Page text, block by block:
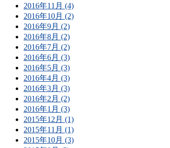
2016年11月 (4)
2016年10月 (2)
2016年9月 (2)
2016年8月 (2)
2016年7月 (2)
2016年6月 (3)
2016年5月 (3)
2016年4月 (3)
2016年3月 (3)
2016年2月 (2)
2016年1月 (3)
2015年12月 (1)
2015年11月 (1)
2015年10月 (3)